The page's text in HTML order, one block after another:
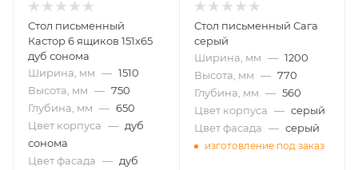
Стол письменный
Кастор 6 ящиков 151х65
дуб сонома
Ширина, мм — 1510
Высота, мм — 750
Глубина, мм — 650
Цвет корпуса — дуб
сонома
Цвет фасада — дуб
Стол письменный Сага
серый
Ширина, мм — 1200
Высота, мм — 770
Глубина, мм — 560
Цвет корпуса — серый
Цвет фасада — серый
изготовление под заказ